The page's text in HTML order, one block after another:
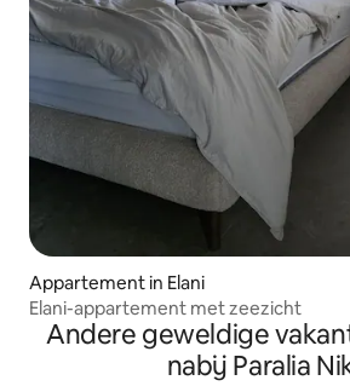
Appartement in Elani
Elani-appartement met zeezicht
Andere geweldige
nabij Paralia